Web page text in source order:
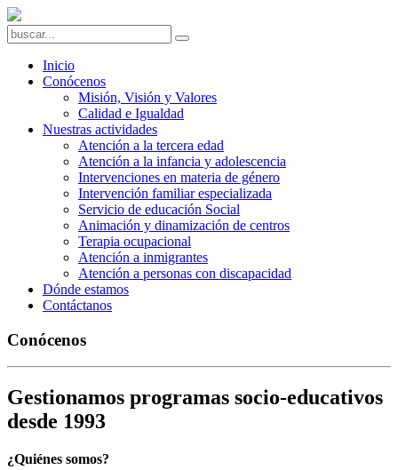
Inicio
Conócenos
Misión, Visión y Valores
Calidad e Igualdad
Nuestras actividades
Atención a la tercera edad
Atención a la infancia y adolescencia
Intervenciones en materia de género
Intervención familiar especializada
Servicio de educación Social
Animación y dinamización de centros
Terapia ocupacional
Atención a inmigrantes
Atención a personas con discapacidad
Dónde estamos
Contáctanos
Conócenos
Gestionamos programas socio-educativos
desde 1993
¿Quiénes somos?